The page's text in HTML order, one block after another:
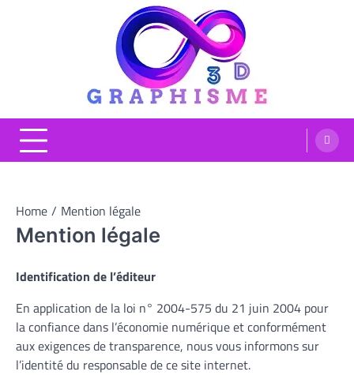
Home Mention légale
Mention légale
Identification de l’éditeur
En application de la loi n° 2004-575 du 21 juin 2004 pour
la confiance dans l’économie numérique et conformément
aux exigences de transparence, nous vous informons sur
l’identité du responsable de ce site internet.